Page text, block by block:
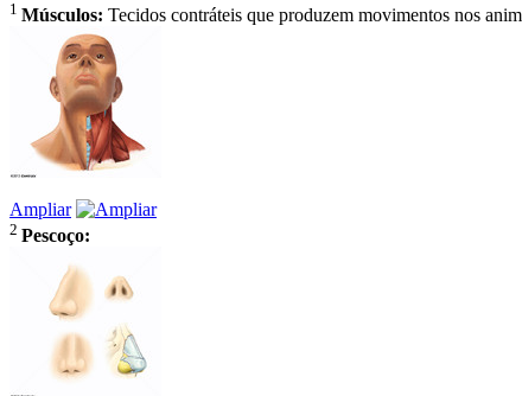
1 Músculos: Tecidos contráteis que produzem movimentos nos
Ampliar
2 Pescoço: